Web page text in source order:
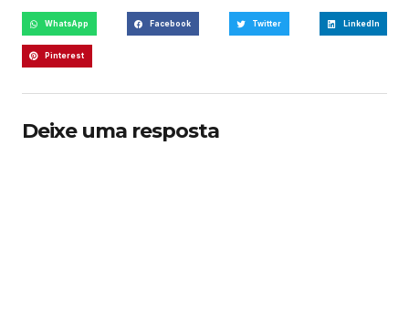
WhatsApp Facebook Twitter LinkedIn
Pinterest
Deixe uma resposta